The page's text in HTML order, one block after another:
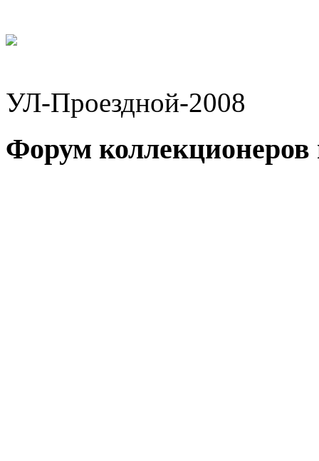
УЛ-Проездной-2008
Форум коллекционеров